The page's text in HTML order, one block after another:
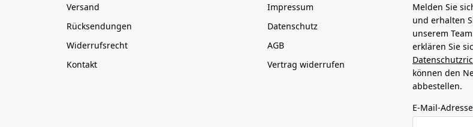
Versand
Rücksendungen
Widerrufsrecht
Kontakt
Impressum
Datenschutz
AGB
Vertrag widerrufen
Melden Sie
und erhalten
unserem
erklären Sie
können den
abbestellen.
E-Mail-Adresse